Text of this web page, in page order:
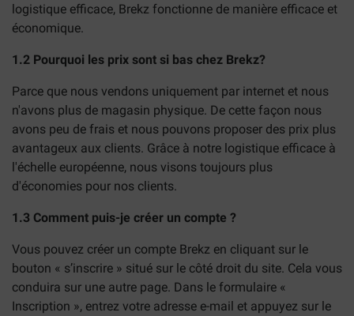
logistique efficace, Brekz fonctionne de manière efficace et
économique.
1.2 Pourquoi les prix sont si bas chez Brekz?
Parce que nous vendons uniquement par internet et nous
n'avons plus de magasin physique. De cette façon nous
avons peu de frais et nous pouvons proposer des prix plus
avantageux aux clients. Grâce à notre logistique efficace à
l'échelle européenne, nous visons toujours plus
d'économies pour nos clients.
1.3 Comment puis-je créer un compte ?
Vous pouvez créer un compte Brekz en cliquant sur le
bouton « s’inscrire » situé sur le côté droit du site. Cela vous
conduira sur une autre page. Dans le formulaire «
Inscription », entrez votre adresse e-mail et appuyez sur le